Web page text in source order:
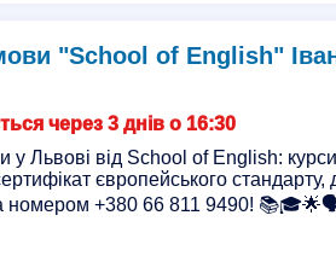
"School of English"
через 3 днів о 16:30
у Львові від School of English:
європейського стандарту,
номером +380 66 811 9490!